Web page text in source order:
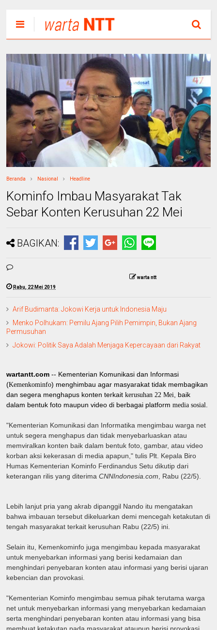
Beranda Nasional Headline
Kominfo Imbau Masyarakat Tak
Sebar Konten Kerusuhan 22 Mei
BAGIKAN:
warta ntt
Rabu, 22 Mei 2019
Arif Budimanta: Jokowi Kerja untuk Indonesia Maju
Menko Polhukam: Pemilu Ajang Pilih Pemimpin, Bukan Ajang
Permusuhan
Jokowi: Politik Saya Adalah Menjaga Kepercayaan dari Rakyat
wartantt.com -- Kementerian Komunikasi dan Informasi
(Kemenkominfo) menghimbau agar masyarakat tidak membagikan
dan segera menghapus konten terkaitkerusuhan 22 Mei, baik
dalam bentuk foto maupun video di berbagai platformmedia sosial.
"Kementerian Komunikasi dan Informatika mengimbau warga net
untuk segera menghapus dan tidak menyebarluaskan atau
memviralkan konten baik dalam bentuk foto, gambar, atau video
korban aksi kekerasan di media apapun," tulis Plt. Kepala Biro
Humas Kementerian Kominfo Ferdinandus Setu dikutip dari
keterangan rilis yang diterimaCNNIndonesia.com, Rabu (22/5).
Lebih lanjut pria yang akrab dipanggil Nando itu mengatakan
bahwa imbauan tersebut dikeluarkan demi mencegah ketakutan di
tengah masyarakat terkait kerusuhan Rabu (22/5) ini.
Selain itu, Kemenkominfo juga mengimbau kepada masyarakat
untuk menyebarkan informasi yang berisi kedamaian dan
menghindari penyebaran konten atau informasi yang berisi ujaran
kebencian dan provokasi.
"Kementerian Kominfo mengimbau semua pihak terutama warga
net untuk menyebarkan informasi yang menyebarkan kedamaian
serta menghindari penyebaran konten atau informasi yang bisa